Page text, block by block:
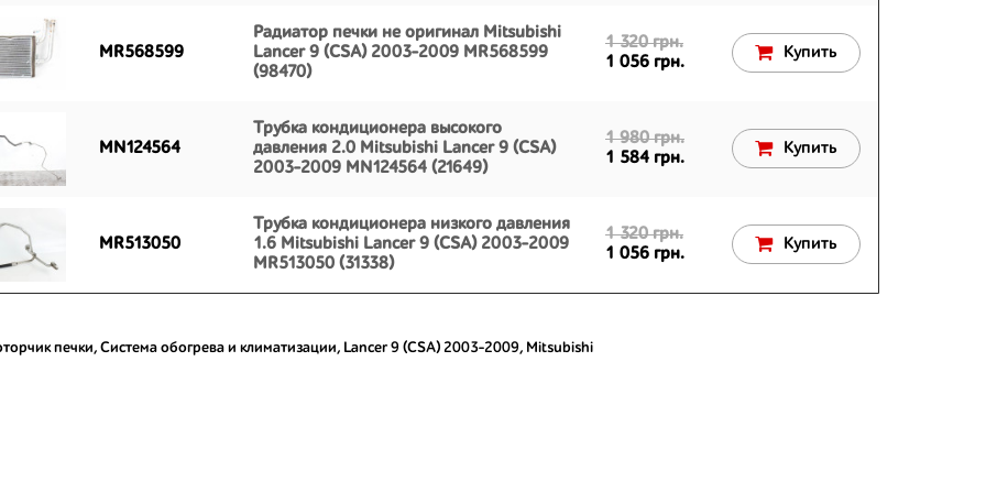
MR568599
Радиатор печки не оригинал Mitsubishi
Lancer 9 (CSA) 2003-2009 MR568599
(98470)
1 320 грн.
1 056 грн.
Купить
MN124564
Трубка кондиционера высокого
давления 2.0 Mitsubishi Lancer 9 (CSA)
2003-2009 MN124564 (21649)
1 980 грн.
1 584 грн.
Купить
MR513050
Трубка кондиционера низкого давления
1.6 Mitsubishi Lancer 9 (CSA) 2003-2009
MR513050 (31338)
1 320 грн.
1 056 грн.
Купить
печки, Система обогрева и климатизации, Lancer 9 (CSA) 2003-2009, Mitsubishi